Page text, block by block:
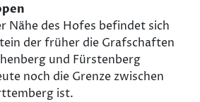
Nähe des Hofes befindet sich
der früher die Grafschaften
und Fürstenberg
noch die Grenze zwischen
ist.